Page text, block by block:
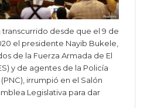
transcurrido desde que el 9 de
el presidente Nayib Bukele,
de la Fuerza Armada de El
y de agentes de la Policía
irrumpió en el Salón
Legislativa para dar